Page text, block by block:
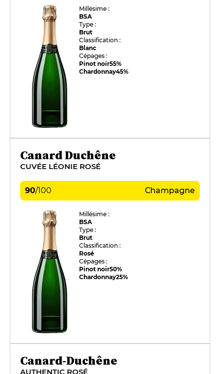
Millésime :
BSA
Type :
Brut
Classification :
Blanc
Cépages :
Pinot noir55%
Chardonnay45%
Canard Duchêne
CUVÉE LÉONIE ROSÉ
90/100 Champagne
Millésime :
BSA
Type :
Brut
Classification :
Rosé
Cépages :
Pinot noir50%
Chardonnay25%
Canard-Duchêne
AUTHENTIC ROSÉ